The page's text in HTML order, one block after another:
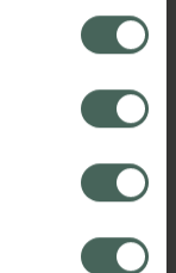
påverkar inte
återkallelsen.
Visa
Visa
Visa